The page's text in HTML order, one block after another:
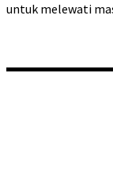
untuk melewati